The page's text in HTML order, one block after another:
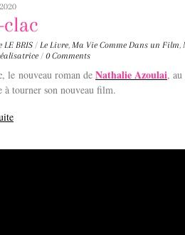
LE BRIS / Le Livre, Ma Vie Comme Dans un Film,
/ 0 Comments
, le nouveau roman de Nathalie Azoulai,
à tourner son nouveau film.